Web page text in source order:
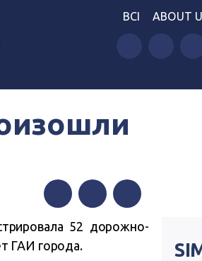
BCI ABOUT
FacebookTwitterTelegram
52 дорожно-
ГАИ города.